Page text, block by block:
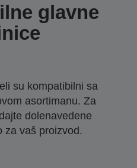
glavne
su kompatibilni sa
asortimanu. Za
dolenavedene
za vaš proizvod.